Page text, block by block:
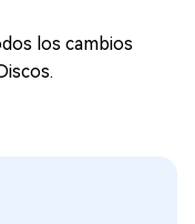
los cambios